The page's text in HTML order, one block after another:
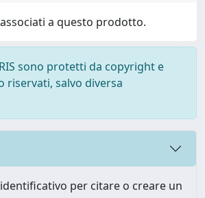
a questo prodotto.
sono protetti da copyright e
salvo diversa
per citare o creare un